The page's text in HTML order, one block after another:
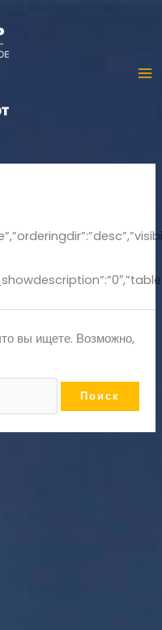
вы ищете. Возможно,